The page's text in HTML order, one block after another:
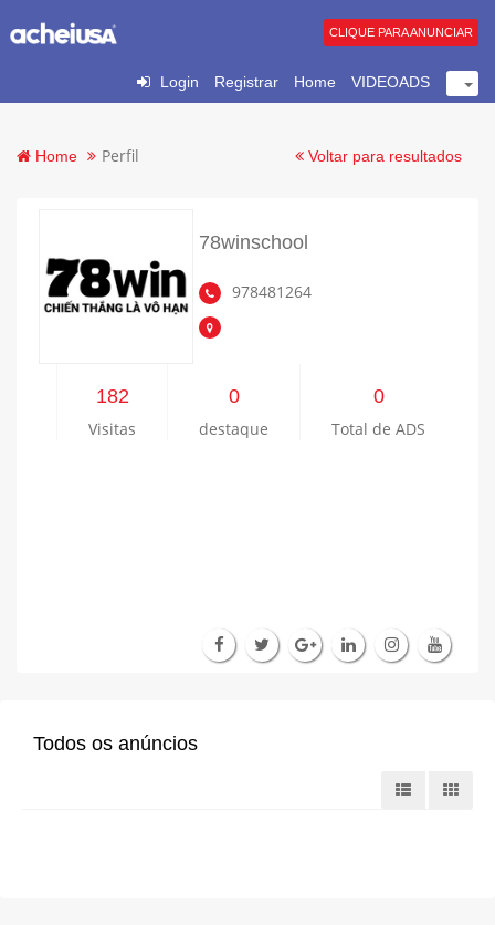
Login Registrar Home VIDEOADS
CLIQUE PARA ANUNCIAR
Home Perfil Voltar para resultados
78winschool
978481264
182
Visitas
0
destaque
0
Total de ADS
Todos os anúncios